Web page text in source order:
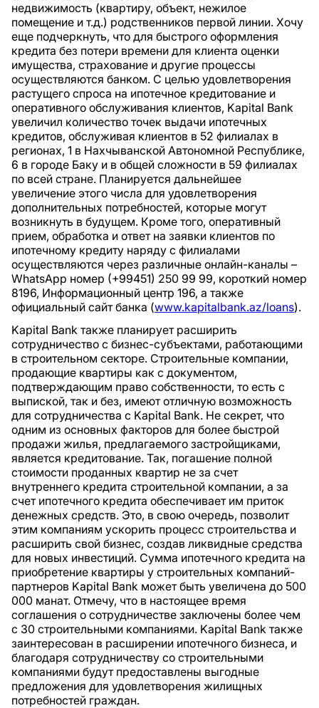
недвижимость (квартиру, объект, нежилое
помещение и т.д.) родственников первой линии. Хочу
еще подчеркнуть, что для быстрого оформления
кредита без потери времени для клиента оценки
имущества, страхование и другие процессы
осуществляются банком. С целью удовлетворения
растущего спроса на ипотечное кредитование и
оперативного обслуживания клиентов, Kapital Bank
увеличил количество точек выдачи ипотечных
кредитов, обслуживая клиентов в 52 филиалах в
регионах, 1 в Нахчыванской Автономной Республике,
6 в городе Баку и в общей сложности в 59 филиалах
по всей стране. Планируется дальнейшее
увеличение этого числа для удовлетворения
дополнительных потребностей, которые могут
возникнуть в будущем. Кроме того, оперативный
прием, обработка и ответ на заявки клиентов по
ипотечному кредиту наряду с филиалами
осуществляются через различные онлайн-каналы –
WhatsApp номер (+99451) 250 99 99, короткий номер
8196, Информационный центр 196, а также
официальный сайт банка (www.kapitalbank.az/loans).
Kapital Bank также планирует расширить
сотрудничество с бизнес-субъектами, работающими
в строительном секторе. Строительные компании,
продающие квартиры как с документом,
подтверждающим право собственности, то есть с
выпиской, так и без, имеют отличную возможность
для сотрудничества с Kapital Bank. Не секрет, что
одним из основных факторов для более быстрой
продажи жилья, предлагаемого застройщиками,
является кредитование. Так, погашение полной
стоимости проданных квартир не за счет
внутреннего кредита строительной компании, а за
счет ипотечного кредита обеспечивает им приток
денежных средств. Это, в свою очередь, позволит
этим компаниям ускорить процесс строительства и
расширить свой бизнес, создав ликвидные средства
для новых инвестиций. Сумма ипотечного кредита на
приобретение квартиры у строительных компаний-
партнеров Kapital Bank может быть увеличена до 500
000 манат. Отмечу, что в настоящее время
соглашения о сотрудничестве заключены более чем
с 30 строительными компаниями. Kapital Bank также
заинтересован в расширении ипотечного бизнеса, и
благодаря сотрудничеству со строительными
компаниями будут предоставлены выгодные
предложения для удовлетворения жилищных
потребностей граждан.